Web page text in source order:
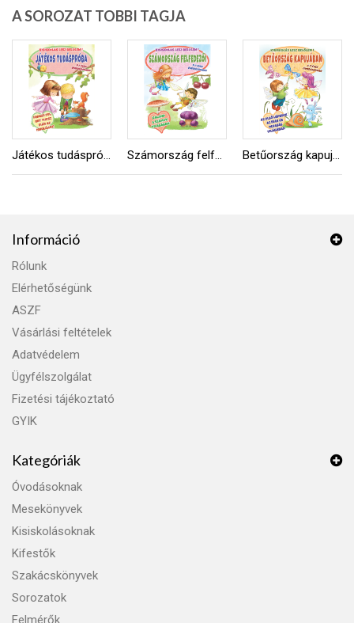
A SOROZAT TOBBI TAGJA
Játékos tudáspróba Számország felfedezői Betűország kapujában
Információ
Rólunk
Elérhetőségünk
ASZF
Vásárlási feltételek
Adatvédelem
Ügyfélszolgálat
Fizetési tájékoztató
GYIK
Kategóriák
Óvodásoknak
Mesekönyvek
Kisiskolásoknak
Kifestők
Szakácskönyvek
Sorozatok
Felmérők